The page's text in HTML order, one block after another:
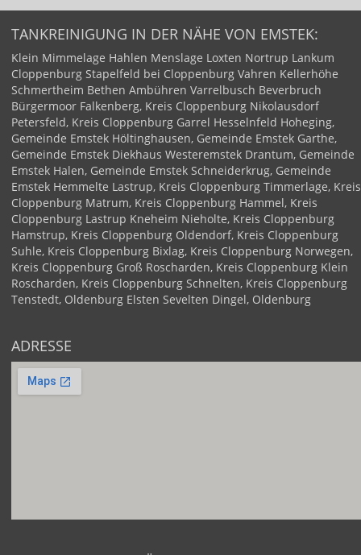
TANKREINIGUNG IN DER NÄHE VON EMSTEK:
Klein Mimmelage Hahlen Menslage Loxten Nortrup Lankum
Cloppenburg Stapelfeld bei Cloppenburg Vahren Kellerhöhe
Schmertheim Bethen Ambühren Varrelbusch Beverbruch
Bürgermoor Falkenberg, Kreis Cloppenburg Nikolausdorf
Petersfeld, Kreis Cloppenburg Garrel Hesselnfeld Hoheging,
Gemeinde Emstek Höltinghausen, Gemeinde Emstek Garthe,
Gemeinde Emstek Diekhaus Westeremstek Drantum, Gemeinde
Emstek Halen, Gemeinde Emstek Schneiderkrug, Gemeinde
Emstek Hemmelte Lastrup, Kreis Cloppenburg Timmerlage, Kreis
Cloppenburg Matrum, Kreis Cloppenburg Hammel, Kreis
Cloppenburg Lastrup Kneheim Nieholte, Kreis Cloppenburg
Hamstrup, Kreis Cloppenburg Oldendorf, Kreis Cloppenburg
Suhle, Kreis Cloppenburg Bixlag, Kreis Cloppenburg Norwegen,
Kreis Cloppenburg Groß Roscharden, Kreis Cloppenburg Klein
Roscharden, Kreis Cloppenburg Schnelten, Kreis Cloppenburg
Tenstedt, Oldenburg Elsten Sevelten Dingel, Oldenburg
ADRESSE